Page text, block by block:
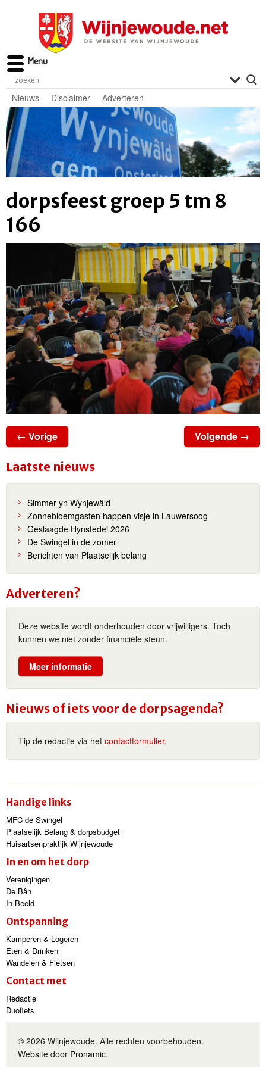
Nieuws Disclaimer Adverteren
dorpsfeest groep 5 tm 8
166
← Vorige Volgende →
Laatste nieuws
Simmer yn Wynjewâld
Zonnebloemgasten happen visje in Lauwersoog
Geslaagde Hynstedei 2026
De Swingel in de zomer
Berichten van Plaatselijk belang
Adverteren?
Deze website wordt onderhouden door vrijwilligers. Toch
kunnen we niet zonder financiële steun.
Meer informatie
Nieuws of iets voor de dorpsagenda?
Tip de redactie via het contactformulier.
Handige links
MFC de Swingel
Plaatselijk Belang & dorpsbudget
Huisartsenpraktijk Wijnjewoude
In en om het dorp
Verenigingen
De Bân
In Beeld
Ontspanning
Kamperen & Logeren
Eten & Drinken
Wandelen & Fietsen
Contact met
Redactie
Duofiets
© 2026 Wijnjewoude. Alle rechten voorbehouden.
Website door Pronamic.
Menu